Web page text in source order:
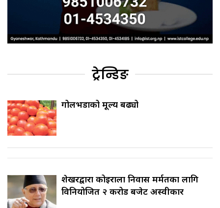
ट्रेन्डिङ
गोलभेँडाको मूल्य बढ्यो
शेखरद्वारा कोइराला निवास मर्मतका लागि
विनियोजित २ करोड बजेट अस्वीकार